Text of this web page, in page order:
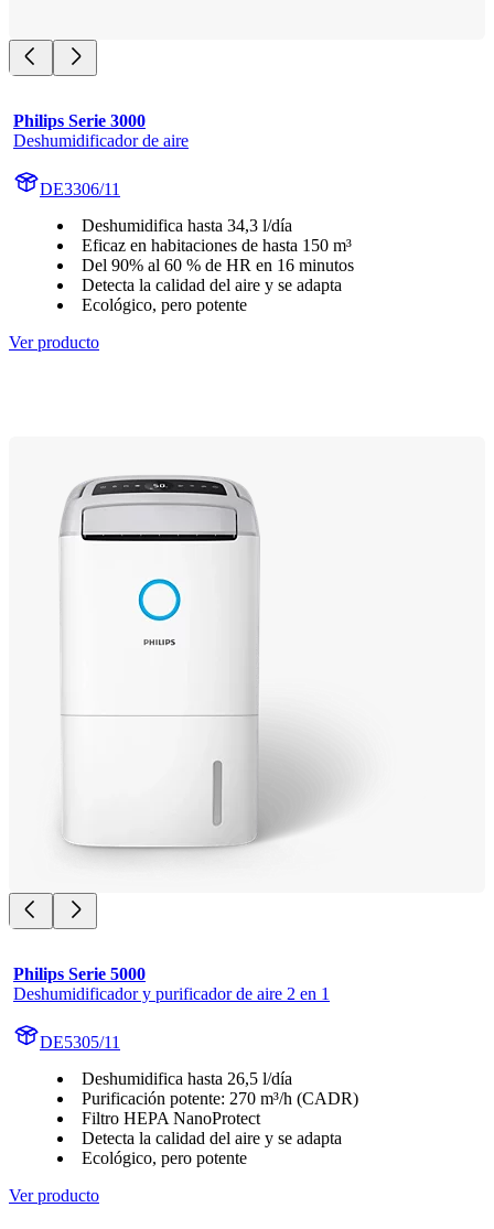
Philips Serie 3000
Deshumidificador de aire
DE3306/11
Deshumidifica hasta 34,3 l/día
Eficaz en habitaciones de hasta 150 m³
Del 90% al 60 % de HR en 16 minutos
Detecta la calidad del aire y se adapta
Ecológico, pero potente
Ver producto
Philips Serie 5000
Deshumidificador y purificador de aire 2 en 1
DE5305/11
Deshumidifica hasta 26,5 l/día
Purificación potente: 270 m³/h (CADR)
Filtro HEPA NanoProtect
Detecta la calidad del aire y se adapta
Ecológico, pero potente
Ver producto